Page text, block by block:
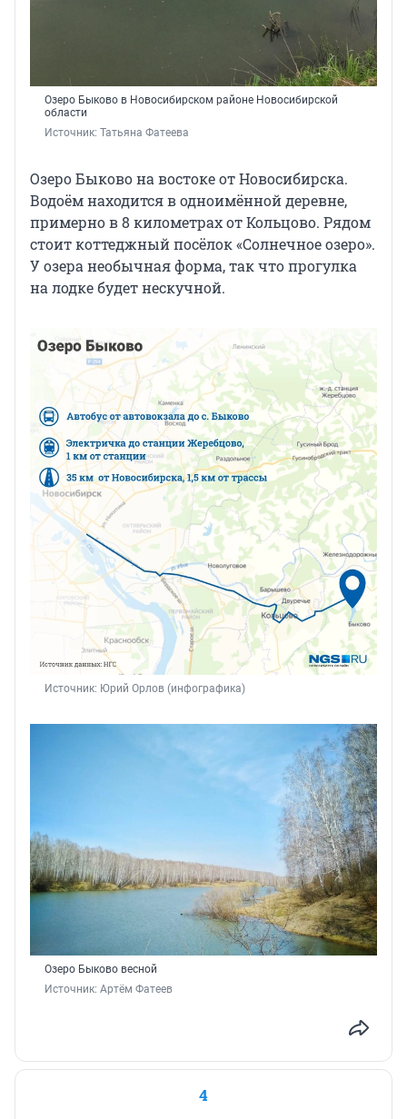
Озеро Быково в Новосибирском районе Новосибирской
области
Источник: Татьяна Фатеева
Озеро Быково на востоке от Новосибирска.
Водоём находится в одноимённой деревне,
примерно в 8 километрах от Кольцово. Рядом
стоит коттеджный посёлок «Солнечное озеро».
У озера необычная форма, так что прогулка
на лодке будет нескучной.
Источник: Юрий Орлов (инфографика)
Озеро Быково весной
Источник: Артём Фатеев
4